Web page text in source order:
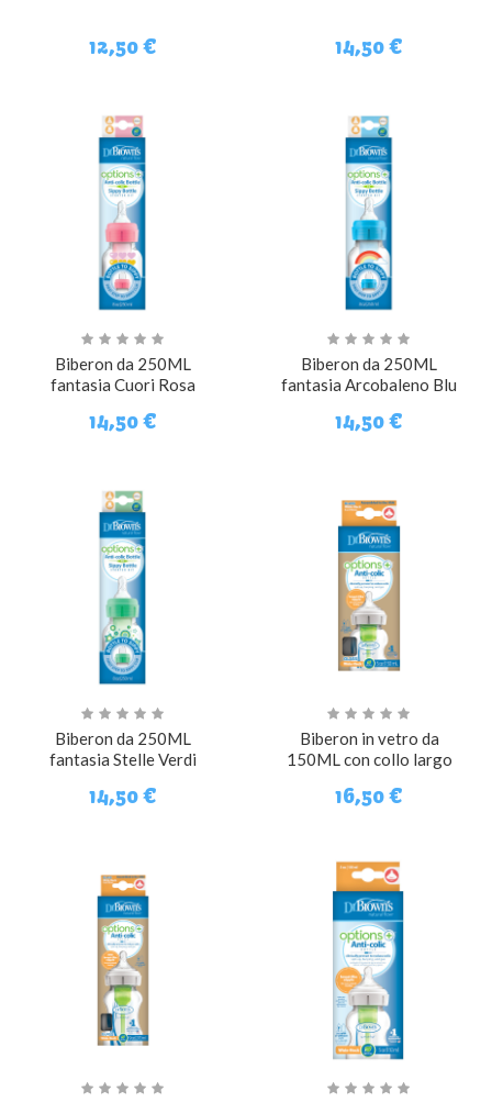
12,50 € 14,50 €
Biberon da 250ML
fantasia Cuori Rosa
14,50 €
Biberon da 250ML
fantasia Arcobaleno Blu
14,50 €
Biberon da 250ML
fantasia Stelle Verdi
14,50 €
Biberon in vetro da
150ML con collo largo
16,50 €